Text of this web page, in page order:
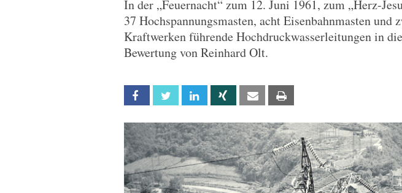
In der „Feuernacht“ zum 12. Juni 1961, zum „Herz-
37 Hochspannungsmasten, acht Eisenbahnmasten und
Kraftwerken führende Hochdruckwasserleitungen in
Bewertung von Reinhard Olt.
Facebook Twitter Linkedin Xing Email